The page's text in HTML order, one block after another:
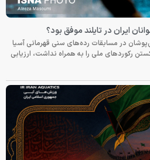
ایران در تایلند موفق بود؟
در مسابقات رده‌های سنی قهرمانی آسیا
شکستن رکوردهای ملی را به همراه نداشت، ارزیابی